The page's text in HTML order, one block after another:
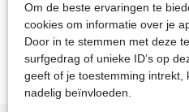
Om de beste ervaringen te
cookies om informatie over je
Door in te stemmen met deze
surfgedrag of unieke ID’s op
geeft of je toestemming intrekt,
nadelig beïnvloeden.